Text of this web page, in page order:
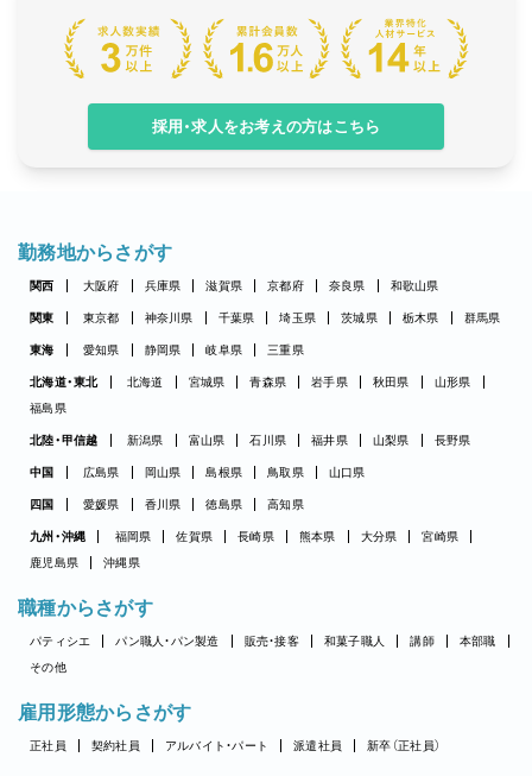
採用・求人をお考えの方はこちら
勤務地からさがす
関西 大阪府 兵庫県 滋賀県 京都府 奈良県 和歌山県
関東 東京都 神奈川県 千葉県 埼玉県 茨城県 栃木県 群馬県
東海 愛知県 静岡県 岐阜県 三重県
北海道・東北 北海道 宮城県 青森県 岩手県 秋田県
山形県
福島県
北陸・甲信越 新潟県 富山県 石川県 福井県 山梨県 長野県
中国 広島県 岡山県 島根県 鳥取県 山口県
四国 愛媛県 香川県 徳島県 高知県
九州・沖縄 福岡県 佐賀県 長崎県 熊本県 大分県
宮崎県
鹿児島県
沖縄県
職種からさがす
パティシエ パン職人・パン製造 販売・接客 和菓子職人 講師
本部職
その他
雇用形態からさがす
正社員 契約社員 アルバイト・パート 派遣社員 新卒（正社員）